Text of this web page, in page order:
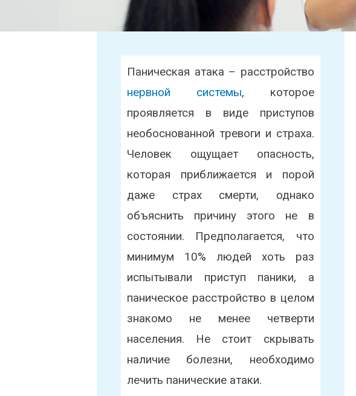
Паническая атака – расстройство
нервной системы, которое
проявляется в виде приступов
необоснованной тревоги и страха.
Человек ощущает опасность,
которая приближается и порой
даже страх смерти, однако
объяснить причину этого не в
состоянии. Предполагается, что
минимум 10% людей хоть раз
испытывали приступ паники, а
паническое расстройство в целом
знакомо не менее четверти
населения. Не стоит скрывать
наличие болезни, необходимо
лечить панические атаки.